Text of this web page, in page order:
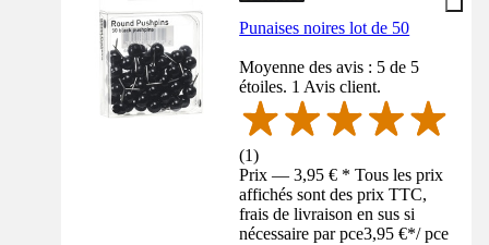
Punaises noires lot de 50
Moyenne des avis : 5 de 5
étoiles. 1 Avis client.
(1)
Prix — 3,95 € * Tous les prix
affichés sont des prix TTC,
frais de livraison en sus si
nécessaire par pce3,95 €*/ pce